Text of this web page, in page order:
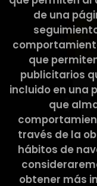
de una
que
publicitarios
incluido en una
que
través de la
hábitos de
obtener más